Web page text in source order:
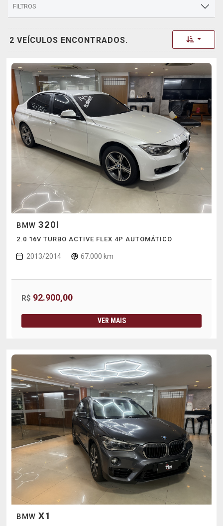
FILTROS
2 VEÍCULOS ENCONTRADOS. Toggle
BMW 320I
2.0 16V TURBO ACTIVE FLEX 4P AUTOMÁTICO
2013/2014 67.000 km
R$ 92.900,00
VER MAIS
BMW X1